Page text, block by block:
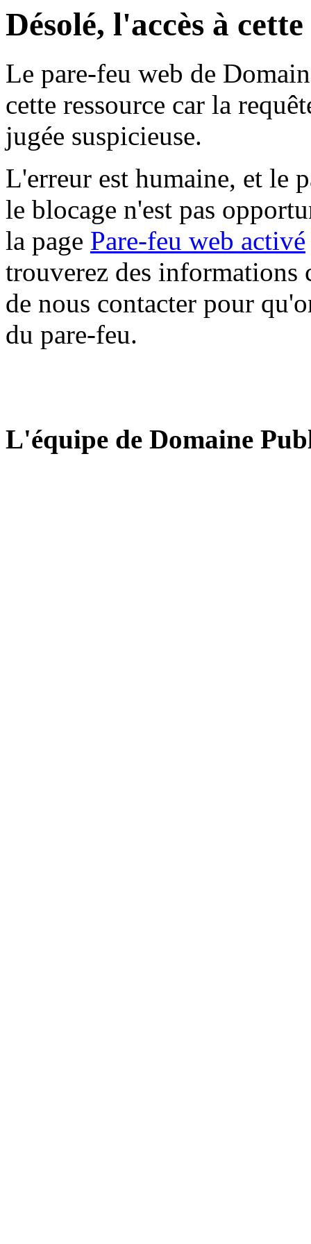
Désolé, l'accès à
Le pare-feu web de
cette ressource car la
jugée suspicieuse.
L'erreur est humaine, et le
le blocage n'est pas
la page Pare-feu web activé
trouverez des informations
de nous contacter pour
du pare-feu.
L'équipe de Domaine